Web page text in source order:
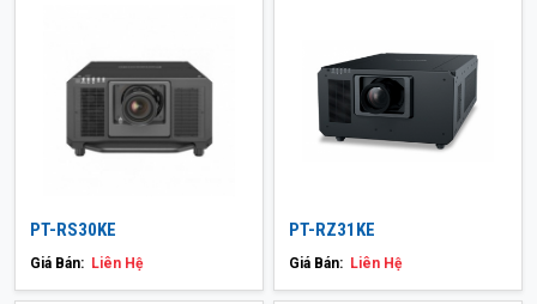
PT-RS30KE
Giá Bán: Liên Hệ
PT-RZ31KE
Giá Bán: Liên Hệ